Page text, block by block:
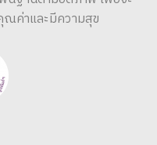
ณค่าและมีความสุข